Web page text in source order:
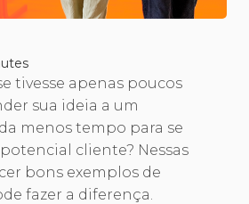
tivesse apenas poucos
sua ideia a um
menos tempo para se
cliente? Nessas
bons exemplos de
fazer a diferença.